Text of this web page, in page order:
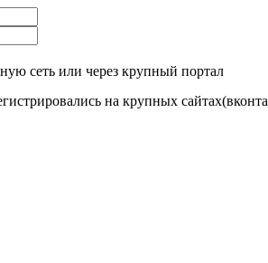
сеть или через крупный портал
на крупных